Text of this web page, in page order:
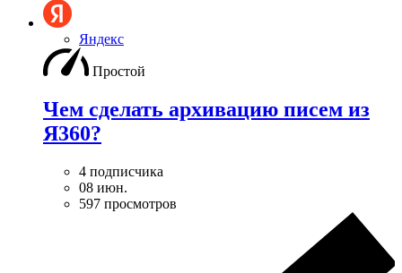
Яндекс
Простой
Чем сделать архивацию писем из
Я360?
4 подписчика
08 июн.
597 просмотров